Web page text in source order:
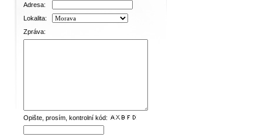
Adresa:
Lokalita:
Zpráva:
Opište, prosím, kontrolní kód: